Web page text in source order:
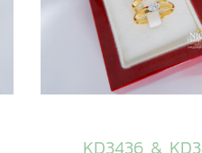
KD3436 &